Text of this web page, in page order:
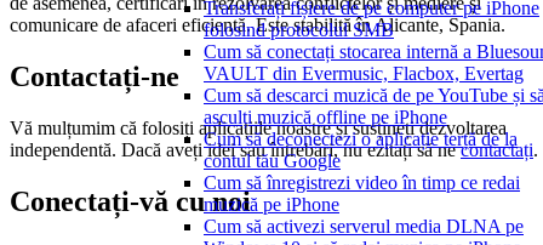
Transferați fișiere de pe computer pe iPhone
folosind protocolul SMB
Cum să conectați stocarea internă a
VAULT din Evermusic, Flacbox, Evertag
Cum să descarci muzică de pe YouTube și
asculți muzică offline pe iPhone
Cum să deconectezi o aplicație terță de la
contul tău Google
Cum să înregistrezi video în timp ce redai
muzică pe iPhone
Cum să activezi serverul media DLNA pe
comunicare de afaceri eficientă. Este stabilită în Alicante, Spania.
Contactați-ne
Vă mulțumim că folosiți aplicațiile noastre și susțineți dezvoltarea
independentă. Dacă aveți idei sau întrebări, nu ezitați să necontactați.
Conectați-vă cu noi